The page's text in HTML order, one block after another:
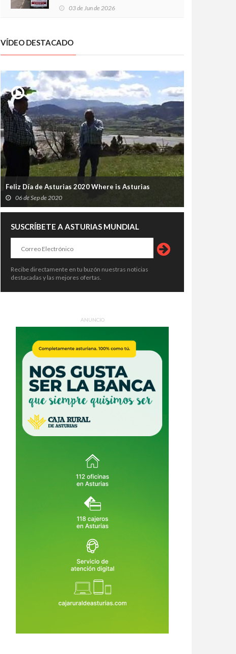
03 de Jun de 2026
VÍDEO DESTACADO
Feliz Día de Asturias 2020 Where is Asturias
06 de Sep de 2020
SUSCRÍBETE A ASTURIAS MUNDIAL
Recibe directamente en tu buzón nuestras noticias
destacadas y las mejores ofertas.
ANUNCIO